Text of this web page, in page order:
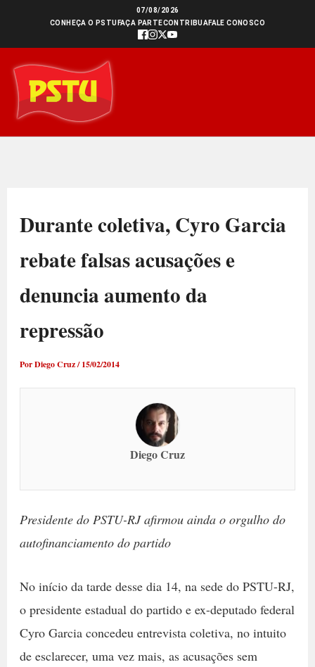
conteúdo
07/08/2026
CONHEÇA O PSTU FAÇA PARTECONTRIBUAFALE CONOSCO
Durante coletiva, Cyro Garcia
rebate falsas acusações e
denuncia aumento da
repressão
PorDiego Cruz/15/02/2014
Diego Cruz
Presidente do PSTU-RJ afirmou ainda o orgulho do
autofinanciamento do partido
No início da tarde desse dia 14, na sede do PSTU-RJ,
o presidente estadual do partido e ex-deputado federal
Cyro Garcia concedeu entrevista coletiva, no intuito
de esclarecer, uma vez mais, as acusações sem